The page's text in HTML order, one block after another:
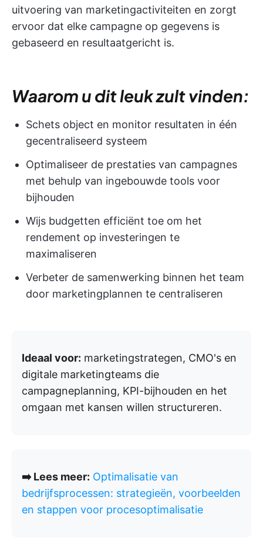
uitvoering van marketingactiviteiten en zorgt
ervoor dat elke campagne op gegevens is
gebaseerd en resultaatgericht is.
Waarom u dit leuk zult vinden:
Schets object en monitor resultaten in één
gecentraliseerd systeem
Optimaliseer de prestaties van campagnes
met behulp van ingebouwde tools voor
bijhouden
Wijs budgetten efficiënt toe om het
rendement op investeringen te
maximaliseren
Verbeter de samenwerking binnen het team
door marketingplannen te centraliseren
Ideaal voor: marketingstrategen, CMO's en
digitale marketingteams die
campagneplanning, KPI-bijhouden en het
omgaan met kansen willen structureren.
➡️ Lees meer: Optimalisatie van
bedrijfsprocessen: strategieën, voorbeelden
en stappen voor procesoptimalisatie